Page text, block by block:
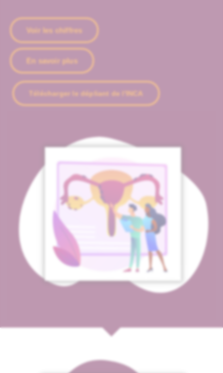
Voir les chiffres
En savoir plus
Télécharger le dépliant de l'INCA